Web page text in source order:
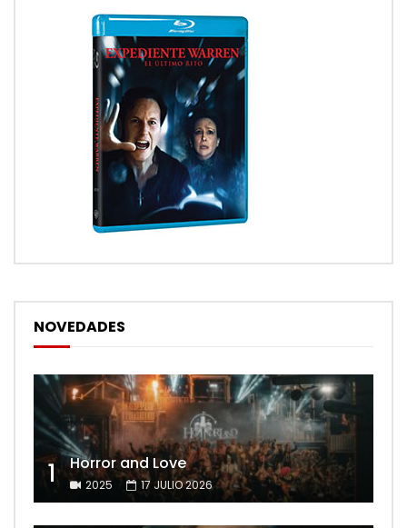
NOVEDADES
1 Horror and Love
2025 17 JULIO 2026